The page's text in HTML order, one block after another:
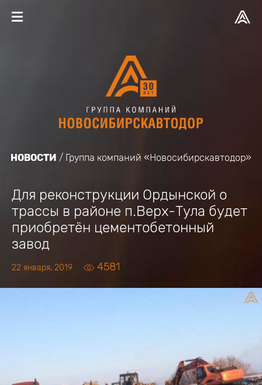
НОВОСТИ Группа компаний «Новосибирскавтодор»
Для реконструкции Ордынской о
трассы в районе п.Верх-Тула будет
приобретён цементобетонный
завод
22 января, 2019 4581